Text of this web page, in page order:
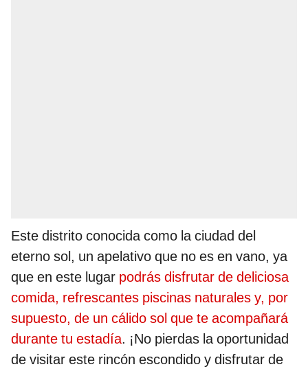
Este distrito conocida como la ciudad del
eterno sol, un apelativo que no es en vano, ya
que en este lugar podrás disfrutar de deliciosa
comida, refrescantes piscinas naturales y, por
supuesto, de un cálido sol que te acompañará
durante tu estadía. ¡No pierdas la oportunidad
de visitar este rincón escondido y disfrutar de